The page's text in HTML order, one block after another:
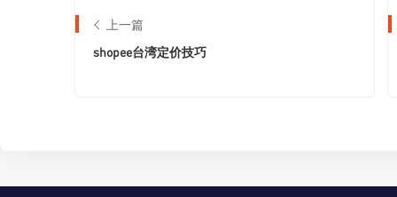
上一篇
shopee台湾定价技巧